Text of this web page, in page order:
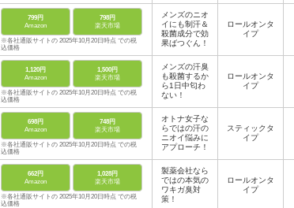
799円
Amazon
798円
楽天市場
※各社通販サイトの 2025年10月20日時点 での税
込価格
メンズのニオ
イにも制汗＆
殺菌成分で効
果ばつぐん！
ロールオンタ
イプ
1,120円
Amazon
1,500円
楽天市場
※各社通販サイトの 2025年10月20日時点 での税
込価格
メンズの汗臭
も殺菌するか
ら1日中匂わ
ない！
ロールオンタ
イプ
698円
Amazon
748円
楽天市場
※各社通販サイトの 2025年10月20日時点 での税
込価格
オトナ女子な
らではの汗の
ニオイ悩みに
アプローチ！
スティックタ
イプ
662円
Amazon
1,028円
楽天市場
※各社通販サイトの 2025年10月20日時点 での税
込価格
製薬会社なら
ではの本気の
ワキガ臭対
策！
ロールオンタ
イプ